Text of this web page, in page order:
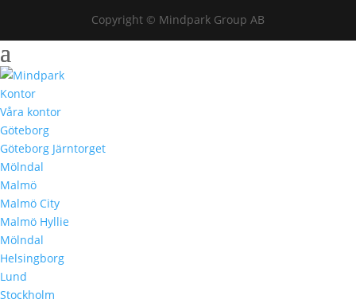
Copyright © Mindpark Group AB
Kontor
Våra kontor
Göteborg
Göteborg Järntorget
Mölndal
Malmö
Malmö City
Malmö Hyllie
Mölndal
Helsingborg
Lund
Stockholm